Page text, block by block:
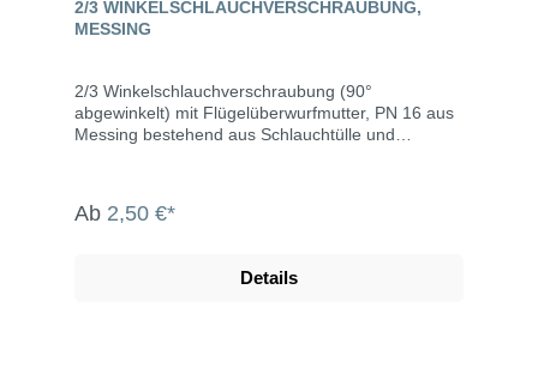
2/3 WINKELSCHLAUCHVERSCHRAUBUNG,
MESSING
2/3 Winkelschlauchverschraubung (90°
abgewinkelt) mit Flügelüberwurfmutter, PN 16 aus
Messing bestehend aus Schlauchtülle und
Ab 2,50 €*
Details